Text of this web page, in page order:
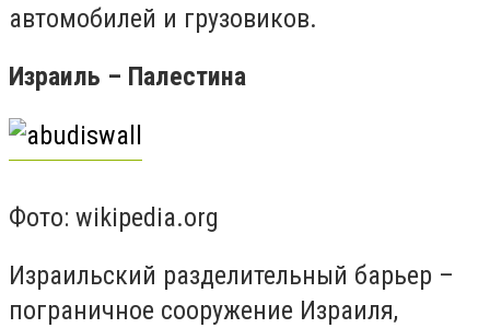
автомобилей и грузовиков.
Израиль – Палестина
Фото: wikipedia.org
Израильский разделительный барьер –
пограничное сооружение Израиля,